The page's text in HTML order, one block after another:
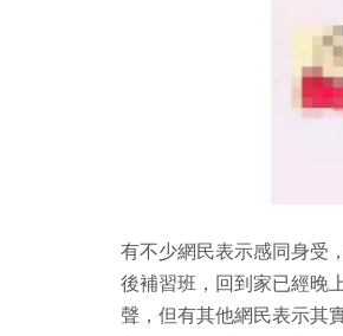
有不少網民表示感同身受
後補習班，回到家已經晚
聲，但有其他網民表示其